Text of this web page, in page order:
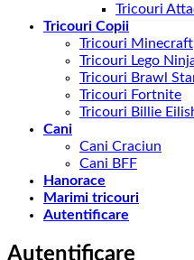
Tricouri
Tricouri Copii
Tricouri Minecraft
Tricouri Lego
Tricouri Brawl
Tricouri Fortnite
Tricouri Billie
Cani
Cani Craciun
Cani BFF
Hanorace
Marimi tricouri
Autentificare
Autentificare